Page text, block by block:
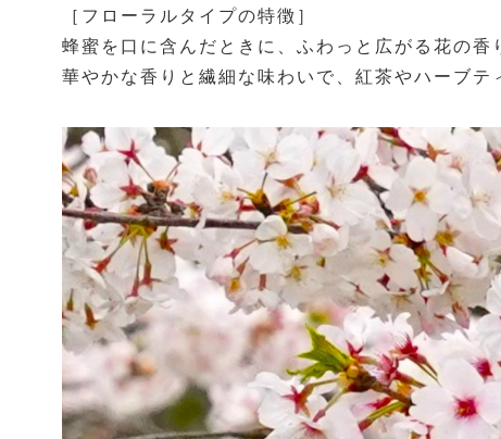
［フローラルタイプの特徴］
蜂蜜を口に含んだときに、ふわっと広がる花の香
華やかな香りと繊細な味わいで、紅茶やハーブテ